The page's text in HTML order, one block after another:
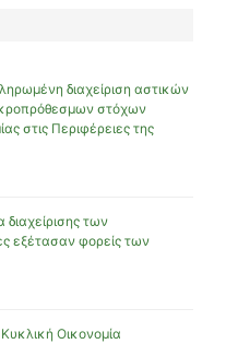
διαχείριση αστικών
στόχων
στις Περιφέρειες της
διαχείρισης των
εξέτασαν φορείς των
Οικονομία